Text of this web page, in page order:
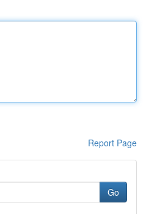
Report Page
Go